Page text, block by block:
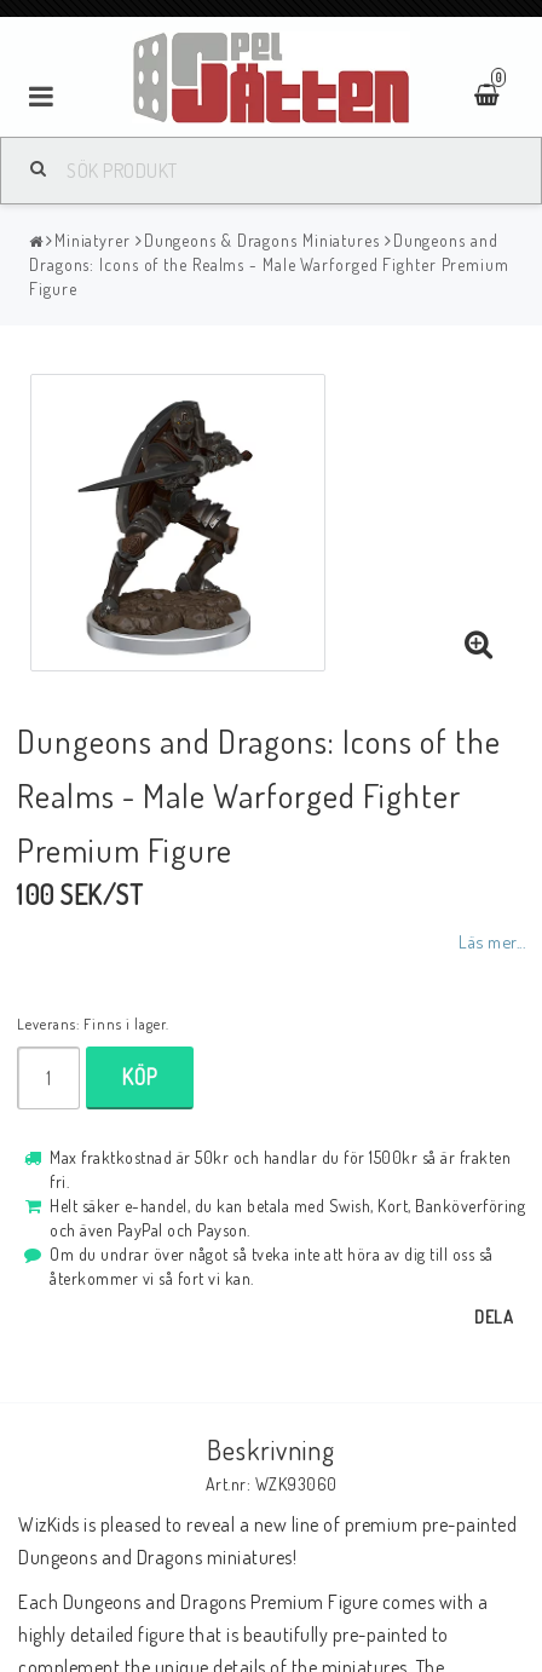
0
Miniatyrer Dungeons & Dragons Miniatures
Dungeons and
Dragons: Icons of the Realms - Male Warforged Fighter Premium
Figure
Dungeons and Dragons: Icons of the
Realms - Male Warforged Fighter
Premium Figure
100 SEK/ST
Läs mer...
Leverans: Finns i lager.
KÖP
Max fraktkostnad är 50kr och handlar du för 1500kr så är frakten
fri.
Helt säker e-handel, du kan betala med Swish, Kort, Banköverföring
och även PayPal och Payson.
Om du undrar över något så tveka inte att höra av dig till oss så
återkommer vi så fort vi kan.
DELA
Beskrivning
Art.nr: WZK93060
WizKids is pleased to reveal a new line of premium pre-painted
Dungeons and Dragons miniatures!
Each Dungeons and Dragons Premium Figure comes with a
highly detailed figure that is beautifully pre-painted to
complement the unique details of the miniatures. The